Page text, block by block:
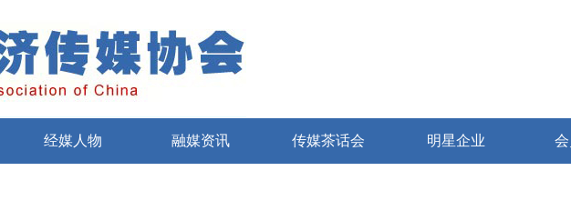
经媒人物 融媒资讯 传媒茶话会 明星企业